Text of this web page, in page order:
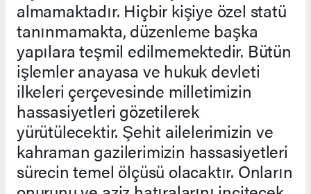
almamaktadır. Hiçbir kişiye özel statü
tanınmamakta, düzenleme başka
yapılara teşmil edilmemektedir. Bütün
işlemler anayasa ve hukuk devleti
ilkeleri çerçevesinde milletimizin
hassasiyetleri gözetilerek
yürütülecektir. Şehit ailelerimizin ve
kahraman gazilerimizin hassasiyetleri
sürecin temel ölçüsü olacaktır. Onların